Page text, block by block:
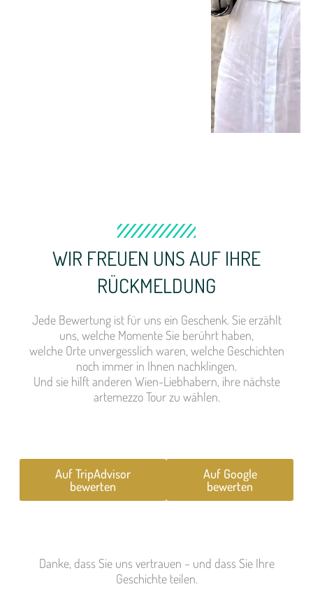
WIR FREUEN UNS AUF IHRE
RÜCKMELDUNG
Jede Bewertung ist für uns ein Geschenk. Sie erzählt
uns, welche Momente Sie berührt haben,
welche Orte unvergesslich waren, welche Geschichten
noch immer in Ihnen nachklingen.
Und sie hilft anderen Wien-Liebhabern, ihre nächste
artemezzo Tour zu wählen.
Auf TripAdvisor
bewerten
Auf Google
bewerten
Danke, dass Sie uns vertrauen – und dass Sie Ihre
Geschichte teilen.